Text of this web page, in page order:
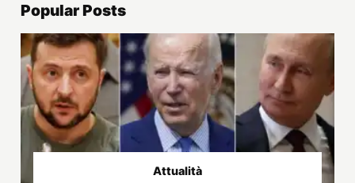
Popular Posts
Attualità